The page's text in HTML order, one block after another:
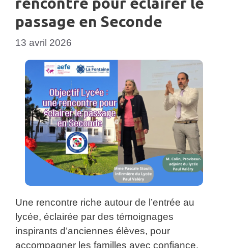
passage en Seconde
13 avril 2026
Une rencontre riche autour de l’entrée au
lycée, éclairée par des témoignages
inspirants d’anciennes élèves, pour
accompagner les familles avec confiance.